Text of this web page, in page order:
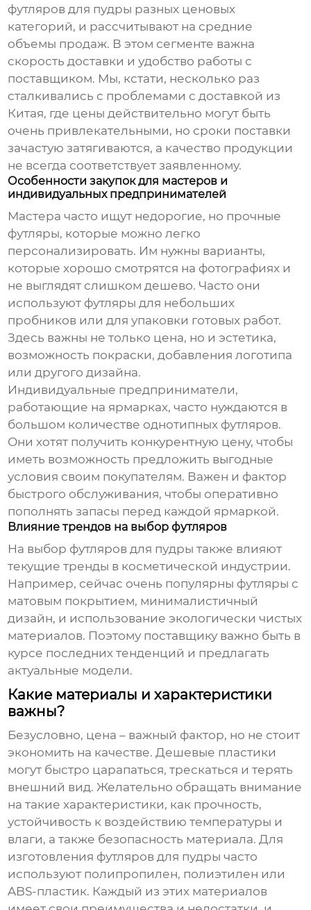
футляров для пудры разных ценовых
категорий, и рассчитывают на средние
объемы продаж. В этом сегменте важна
скорость доставки и удобство работы с
поставщиком. Мы, кстати, несколько раз
сталкивались с проблемами с доставкой из
Китая, где цены действительно могут быть
очень привлекательными, но сроки поставки
зачастую затягиваются, а качество продукции
не всегда соответствует заявленному.
Особенности закупок для мастеров и
индивидуальных предпринимателей
Мастера часто ищут недорогие, но прочные
футляры, которые можно легко
персонализировать. Им нужны варианты,
которые хорошо смотрятся на фотографиях и
не выглядят слишком дешево. Часто они
используют футляры для небольших
пробников или для упаковки готовых работ.
Здесь важны не только цена, но и эстетика,
возможность покраски, добавления логотипа
или другого дизайна.
Индивидуальные предприниматели,
работающие на ярмарках, часто нуждаются в
большом количестве однотипных футляров.
Они хотят получить конкурентную цену, чтобы
иметь возможность предложить выгодные
условия своим покупателям. Важен и фактор
быстрого обслуживания, чтобы оперативно
пополнять запасы перед каждой ярмаркой.
Влияние трендов на выбор футляров
На выбор футляров для пудрытакже влияют
текущие тренды в косметической индустрии.
Например, сейчас очень популярны футляры с
матовым покрытием, минималистичный
дизайн, и использование экологически чистых
материалов. Поэтому поставщику важно быть в
курсе последних тенденций и предлагать
актуальные модели.
Какие материалы и характеристики
важны?
Безусловно, цена – важный фактор, но не стоит
экономить на качестве. Дешевые пластики
могут быстро царапаться, трескаться и терять
внешний вид. Желательно обращать внимание
на такие характеристики, как прочность,
устойчивость к воздействию температуры и
влаги, а также безопасность материала. Для
изготовления футляров для пудры часто
используют полипропилен, полиэтилен или
ABS-пластик. Каждый из этих материалов